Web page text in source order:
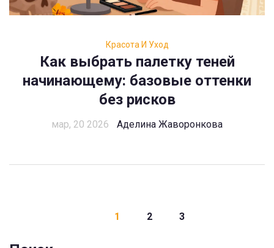
Красота И Уход
Как выбрать палетку теней
начинающему: базовые оттенки
без рисков
мар, 20 2026 Аделина Жаворонкова
1 2 3